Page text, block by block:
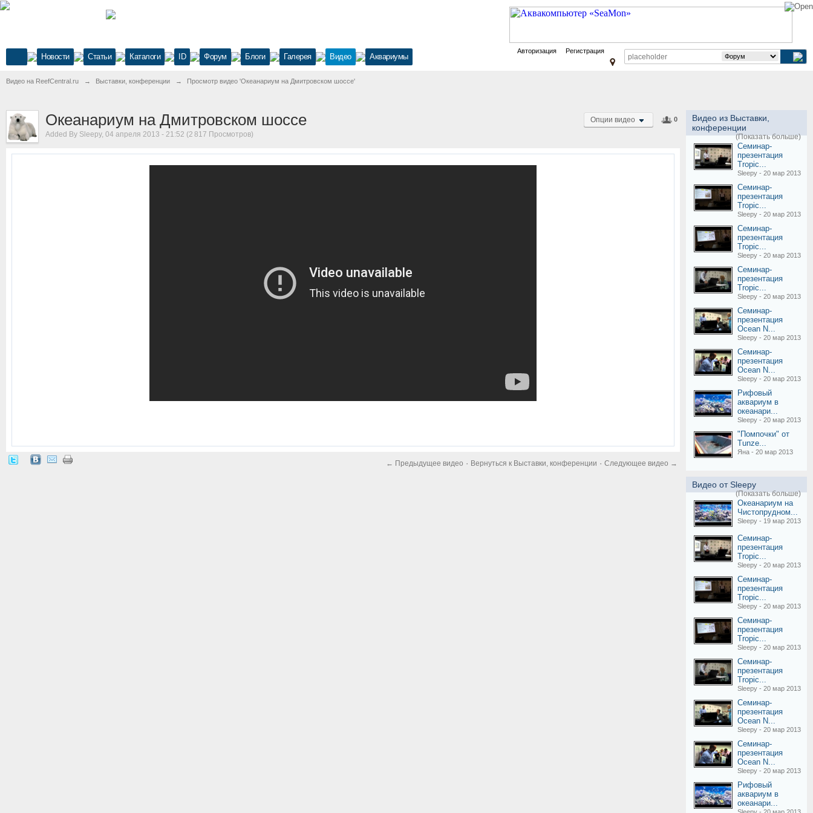
Новости Статьи Каталоги ID Форум Блоги Галерея Видео Аквариумы
Авторизация Регистрация
Видео на ReefCentral.ru → Выставки, конференции → Просмотр видео 'Океанариум на Дмитровском шоссе'
0
Опции видео
Океанариум на Дмитровском шоссе
Added By Sleepy, 04 апреля 2013 - 21:52 (2 817 Просмотров)
← Предыдущее видео · Вернуться к Выставки, конференции · Следующее видео →
Видео из Выставки,
конференции
(Показать больше)
Семинар-
презентация
Tropic...
Sleepy - 20 мар 2013
Семинар-
презентация
Tropic...
Sleepy - 20 мар 2013
Семинар-
презентация
Tropic...
Sleepy - 20 мар 2013
Семинар-
презентация
Tropic...
Sleepy - 20 мар 2013
Семинар-
презентация
Ocean N...
Sleepy - 20 мар 2013
Семинар-
презентация
Ocean N...
Sleepy - 20 мар 2013
Рифовый
аквариум в
океанари...
Sleepy - 20 мар 2013
"Помпочки" от
Tunze...
Яна - 20 мар 2013
Видео от Sleepy
(Показать больше)
Океанариум на
Чистопрудном...
Sleepy - 19 мар 2013
Семинар-
презентация
Tropic...
Sleepy - 20 мар 2013
Семинар-
презентация
Tropic...
Sleepy - 20 мар 2013
Семинар-
презентация
Tropic...
Sleepy - 20 мар 2013
Семинар-
презентация
Tropic...
Sleepy - 20 мар 2013
Семинар-
презентация
Ocean N...
Sleepy - 20 мар 2013
Семинар-
презентация
Ocean N...
Sleepy - 20 мар 2013
Рифовый
аквариум в
океанари...